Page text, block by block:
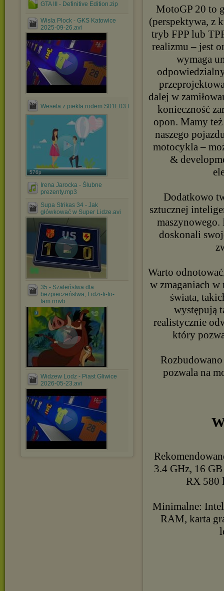
GTA III - Definitive Edition.zip
Wisla Plock - GKS Katowice
2025-09-26.avi
Wesela.z.piekla.rodem.S01E03.PL.TVRip.x264.mp4
576p
Irena Jarocka - Ślubne
prezenty.mp3
Supa Strikas 34 - Jak
główkować w Super Lidze.avi
35 - Szaleństwa dla
bezpieczeństwa; Fidżi-fi-fo-
fam.rmvb
Widzew Lodz - Piast Gliwice
2026-05-23.avi
MotoGP 20 to
(perspektywa, z
tryb FPP lub
realizmu – jest
wymaga
dalej w
konieczność
opon. Mamy
naszego
motocykla –
&
Dodatkowo
sztucznej
maszynowego.
doskonali
Warto
w zmaganiach
świata,
występują
realistycznie
który
pozwala na
3.4 GHz, 16
RX 580
Minimalne:
RAM, karta